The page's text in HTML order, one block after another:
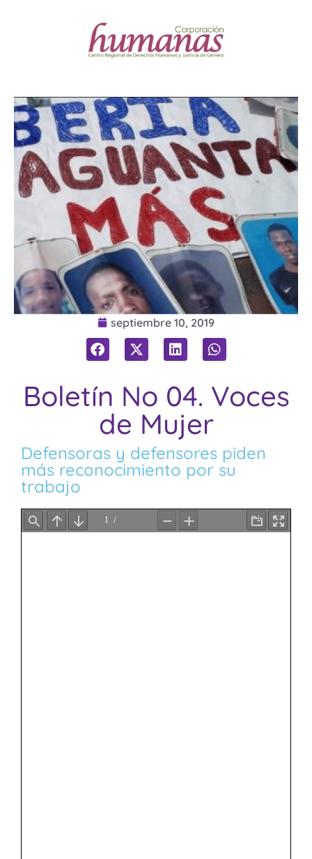
Boletín No 04. Voces
de Mujer
Defensoras y defensores piden
más reconocimiento por su
trabajo
septiembre 10, 2019